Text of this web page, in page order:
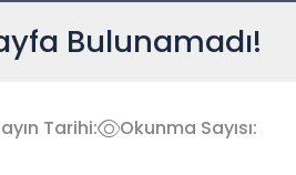
Bulunamadı!
Tarihi: Okunma Sayısı: